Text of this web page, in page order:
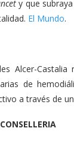
y que
El Mundo.
Alcer-
de
a través de